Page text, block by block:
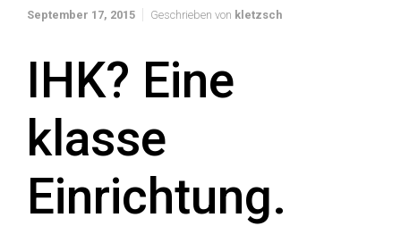
September 17, 2015 Geschrieben von kletzsch
IHK? Eine
klasse
Einrichtung.